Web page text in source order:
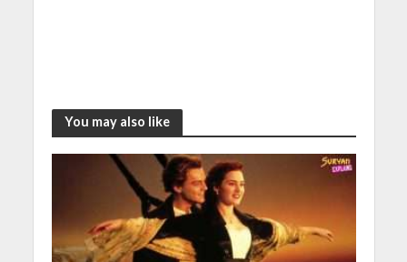
You may also like